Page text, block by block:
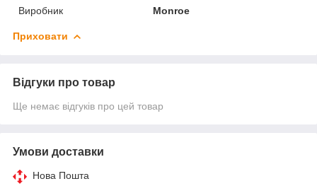
Виробник
Monroe
Приховати
Відгуки про товар
Ще немає відгуків про цей товар
Умови доставки
Нова Пошта